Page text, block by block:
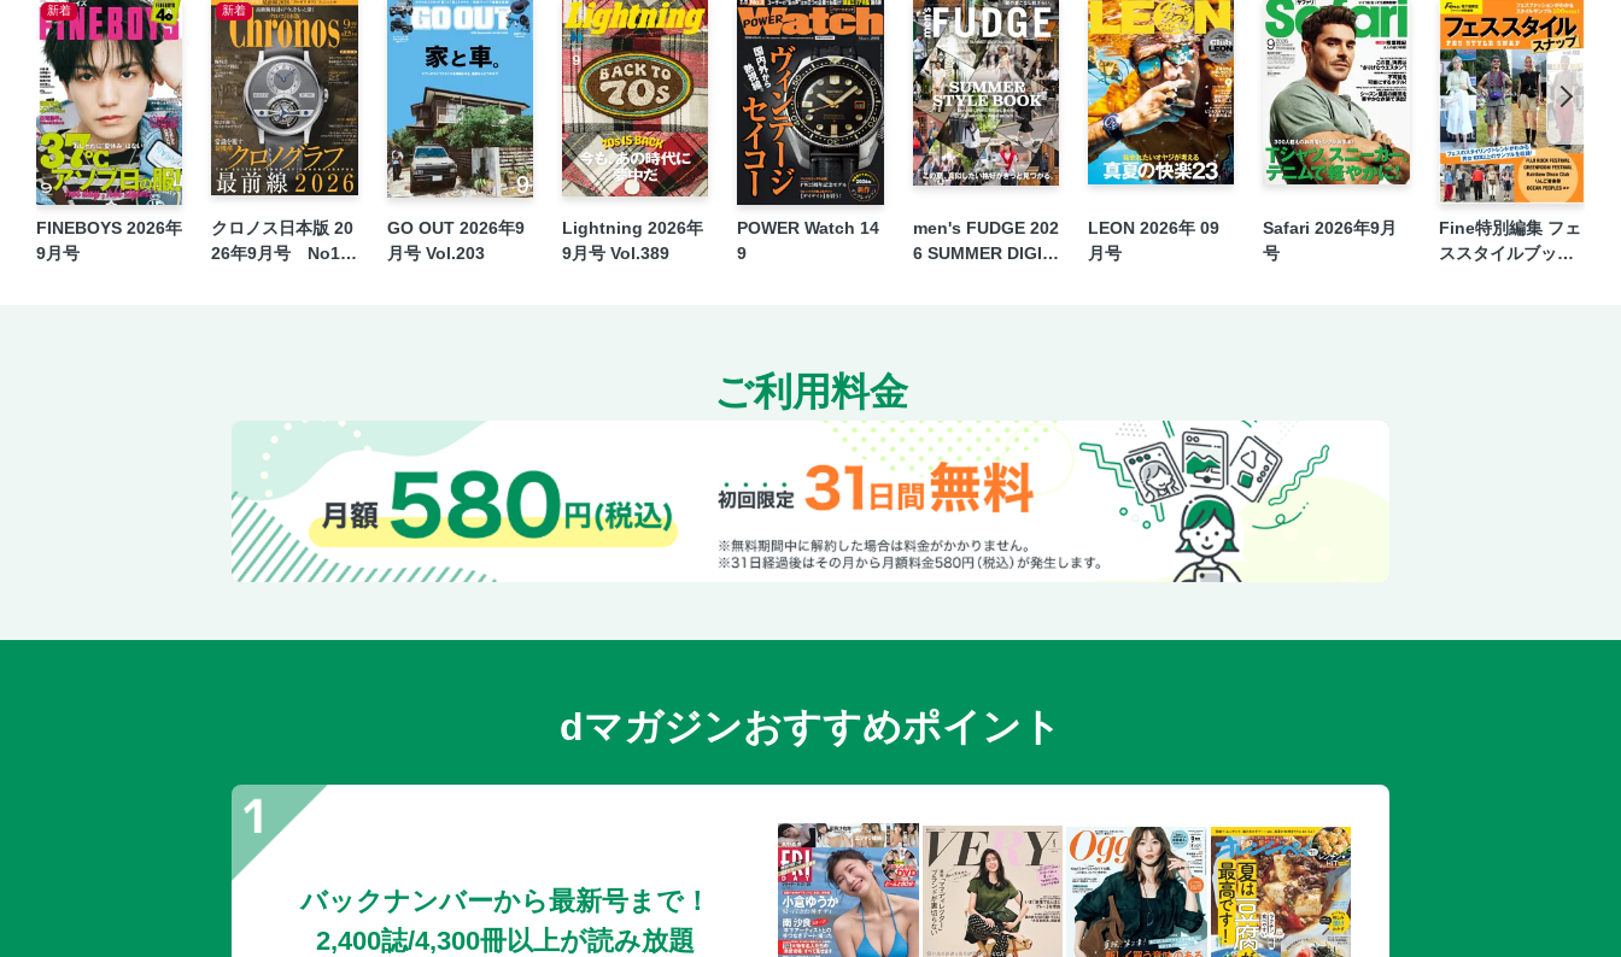
新着
FINEBOYS 2026年
9月号
新着
クロノス日本版 20
26年9月号 No12
GO OUT 2026年9
月号 Vol.203
Lightning 2026年
9月号 Vol.389
POWER Watch 14
9
men's FUDGE 202
6 SUMMER DIGIT
LEON 2026年 09
月号
Safari 2026年9月
号
Fine特別編集 フェ
ススタイルブックv
ご利用料金
dマガジンおすすめポイント
バックナンバーから最新号まで！
2,400誌/4,300冊以上が読み放題